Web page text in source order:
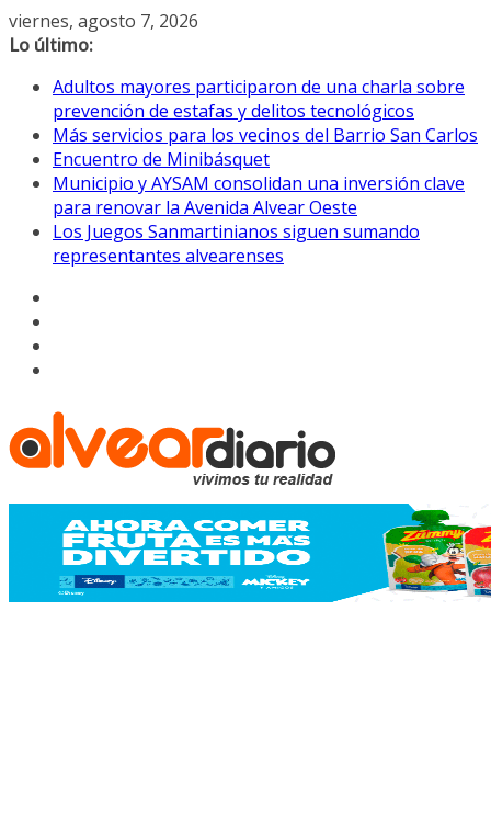
Saltar
al
viernes, agosto 7, 2026
Lo último:
Adultos mayores participaron de una charla sobre
prevención de estafas y delitos tecnológicos
Más servicios para los vecinos del Barrio San Carlos
Encuentro de Minibásquet
Municipio y AYSAM consolidan una inversión clave
para renovar la Avenida Alvear Oeste
Los Juegos Sanmartinianos siguen sumando
representantes alvearenses